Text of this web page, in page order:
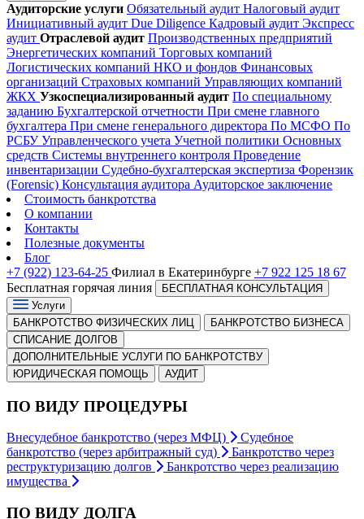
Аудиторские услуги Обязательный аудит Налоговый аудит
Инициативный аудит Due Diligence Кадровый аудит Экспресс
аудит Отраслевой аудит Производственных предприятий
Энергетических компаний Торговых компаний
Логистических компаний НКО и фондов Финансовых
организаций Страховых компаний Управляющих компаний
ЖКХ Узкоспециализированный аудит По специальному
заданию Бухгалтерской отчетности При смене главного
бухгалтера При смене генерального директора По МСФО По
РСБУУправленческого учета Учетной политики Основных
средств Системы внутреннего контроля Проведение
инвентаризации Судебно-бухгалтерская экспертиза Форензик
(Forensic) Консультация аудитора Аудиторское заключение
Стоимость банкротства
О компании
Контакты
Полезные документы
Блог
+7 (922) 123-64-25 Филиал в Екатеринбурге +7 922 125 18 67
Бесплатная горячая линия
БЕСПЛАТНАЯ КОНСУЛЬТАЦИЯ
Услуги
БАНКРОТСТВО ФИЗИЧЕСКИХ ЛИЦ
БАНКРОТСТВО БИЗНЕСА
СПИСАНИЕ ДОЛГОВ
ДОПОЛНИТЕЛЬНЫЕ УСЛУГИ ПО БАНКРОТСТВУ
ЮРИДИЧЕСКАЯ ПОМОЩЬ
АУДИТ
ПО ВИДУ ПРОЦЕДУРЫ
Внесудебное банкротство (через МФЦ)
Судебное
банкротство (через арбитражный суд)
Банкротство через
реструктуризацию долгов
Банкротство через реализацию
имущества
ПО ВИДУ ДОЛГА